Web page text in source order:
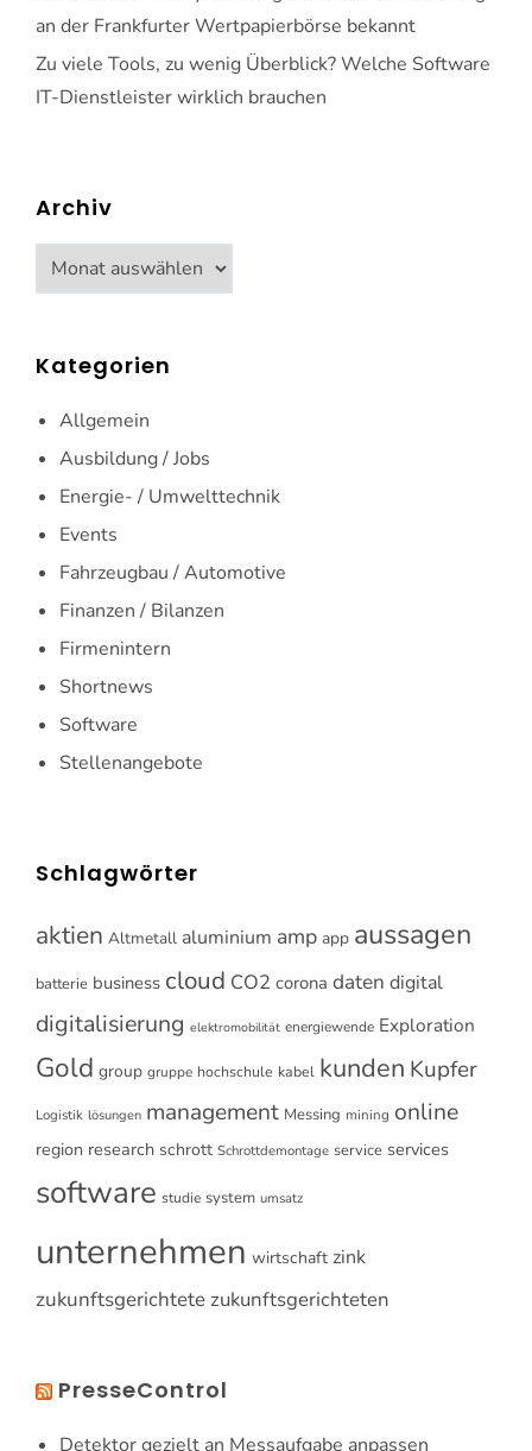
an der Frankfurter Wertpapierbörse bekannt
Zu viele Tools, zu wenig Überblick? Welche Software
IT-Dienstleister wirklich brauchen
Archiv
Archiv
Kategorien
Allgemein
Ausbildung / Jobs
Energie- / Umwelttechnik
Events
Fahrzeugbau / Automotive
Finanzen / Bilanzen
Firmenintern
Shortnews
Software
Stellenangebote
Schlagwörter
aktien Altmetall aluminium amp app aussagen
batterie business cloud CO2 corona daten digital
digitalisierung elektromobilität energiewende Exploration
Gold group gruppe hochschule kabel kunden Kupfer
Logistik lösungen management Messing mining online
region research schrott Schrottdemontage service services
software studie system umsatz
unternehmen wirtschaft zink
zukunftsgerichtete zukunftsgerichteten
PresseControl
Detektor gezielt an Messaufgabe anpassen